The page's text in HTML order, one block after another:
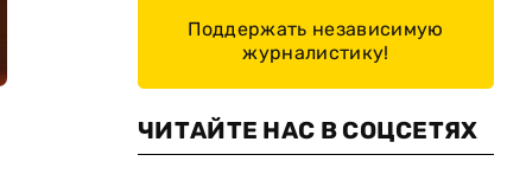
Поддержать независимую
журналистику!
ЧИТАЙТЕ НАС В СОЦСЕТЯХ